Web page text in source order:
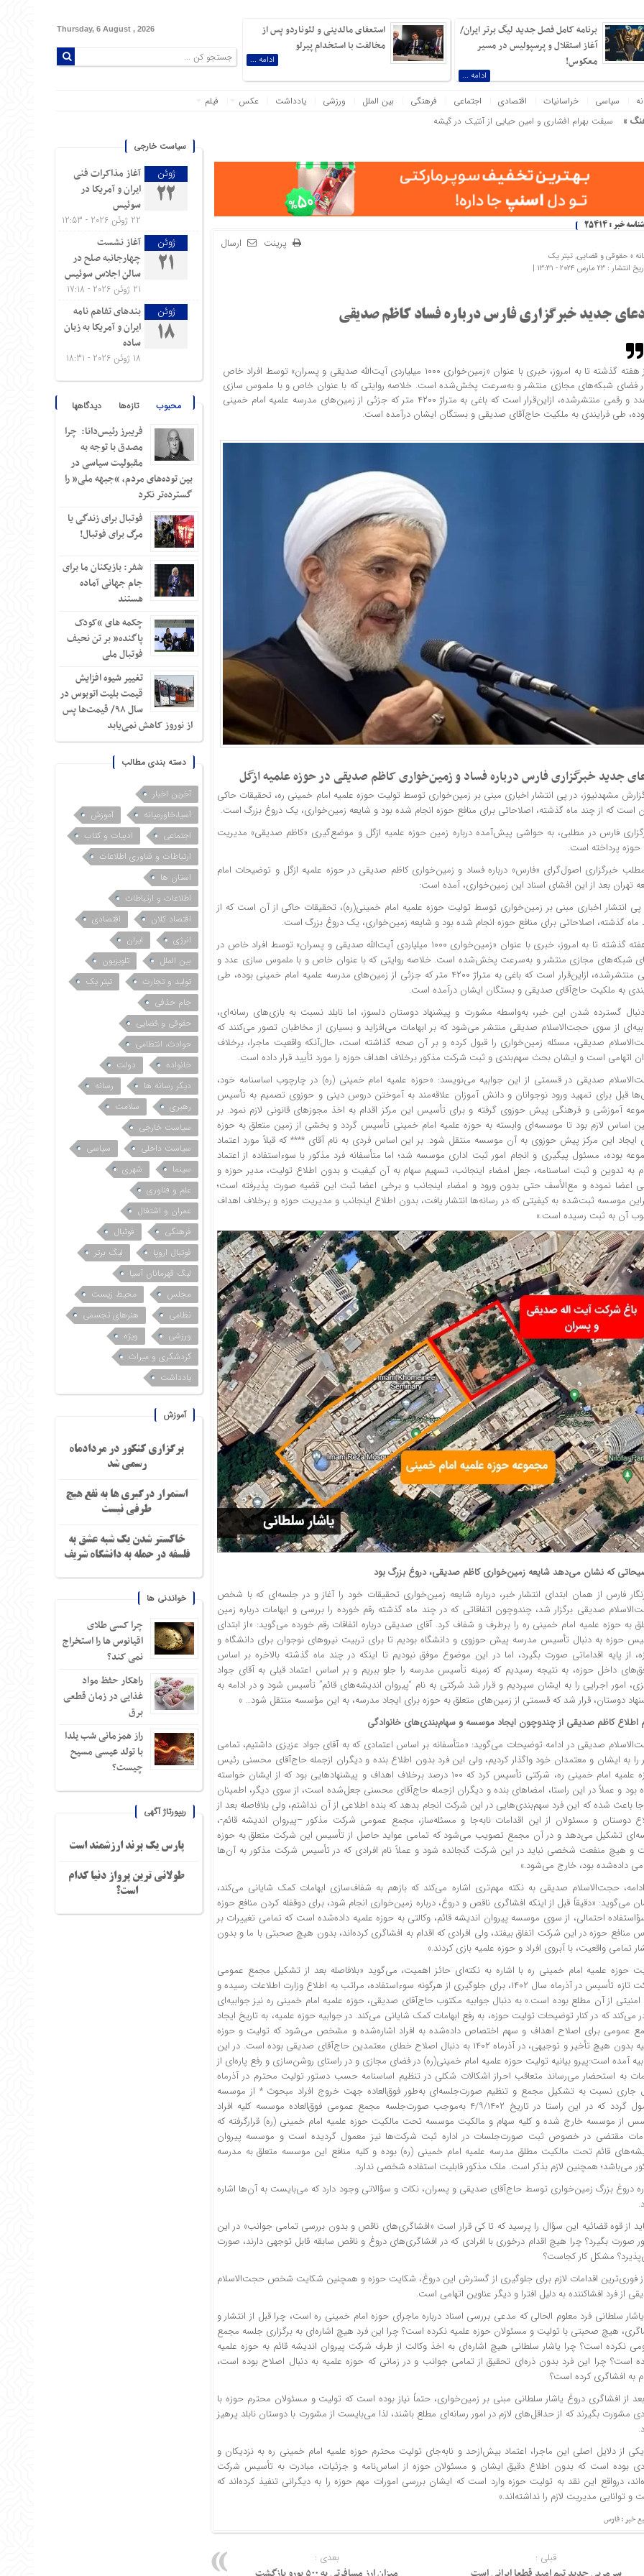
دویست‌هزارنفری بیم دارم! ناپلئون بناپارت
دوشنبه 31 اردیبهشت 1403
پنج شنبه 27 اردیبهشت 1403
برنامه کامل فصل جدید لیگ برتر ایران/
آغاز استقلال و پرسپولیس در مسیر
معکوس!
ادامه ...
استعفای مالدینی و لئوناردو پس از
مخالفت با استخدام پیرلو
ادامه ...
Thursday, 6 August , 2026
سیاسی خراسانیات اقتصادی اجتماعی فرهنگی بین الملل ورزشی یادداشت عکس فیلم
» همسایگان لسان الغیب در باغ حاف
شناسه خبر : 25414
ارسال پرینت
» حقوقی و قضایی, تیتر یک
انتشار : 23 مارس 2024 - 13:31 |
جدید خبرگزاری فارس درباره فساد کاظم صدیقی
از هفته گذشته تا به امروز، خبری با عنوان «زمین‌خواری ۱۰۰۰ میلیاردی آیت‌الله صدیقی و پسران» توسط افراد خاص
فضای شبکه‌های مجازی منتشر و به‌سرعت پخش‌شده است. خلاصه روایتی که با عنوان خاص و با ملموس سازی
عدد و رقمی منتشرشده، ازاین‌قرار است که باغی به متراژ ۴۲۰۰ متر که جزئی از زمین‌های مدرسه علمیه امام خمینی
طی فرایندی به ملکیت حاج‌آقای صدیقی و بستگان ایشان درآمده است.
جدید خبرگزاری فارس درباره فساد و زمین‌خواری کاظم صدیقی در حوزه علمیه ازگل
مشهدنیوز، در پی انتشار اخباری مبنی بر زمین‌خواری توسط تولیت حوزه علمیه امام خمینی ره، تحقیقات حاکی
است که از چند ماه گذشته، اصلاحاتی برای منافع حوزه انجام شده بود و شایعه زمین‌خواری، یک دروغ بزرگ است.
فارس در مطلبی، به حواشی پیش‌آمده درباره زمین حوزه علمیه ازگل و موضع‌گیری «کاظم صدیقی» مدیریت
حوزه پرداخته است.
خبرگزاری اصول‌گرای «فارس» درباره فساد و زمین‌خواری کاظم صدیقی در حوزه علمیه ازگل و توضیحات امام
تهران بعد از این افشای اسناد این زمین‌خواری، آمده است:
پی انتشار اخباری مبنی بر زمین‌خواری توسط تولیت حوزه علمیه امام خمینی‌(ره)، تحقیقات حاکی از آن است که از
ماه گذشته، اصلاحاتی برای منافع حوزه انجام شده بود و شایعه زمین‌خواری، یک دروغ بزرگ است.
از هفته گذشته تا به امروز، خبری با عنوان «زمین‌خواری ۱۰۰۰ میلیاردی آیت‌الله صدیقی و پسران» توسط افراد خاص در
شبکه‌های مجازی منتشر و به‌سرعت پخش‌شده است. خلاصه روایتی که با عنوان خاص و با ملموس سازی عدد و
رقمی منتشرشده، ازاین‌قرار است که باغی به متراژ ۴۲۰۰ متر که جزئی از زمین‌های مدرسه علمیه امام خمینی بوده، طی
به ملکیت حاج‌آقای صدیقی و بستگان ایشان درآمده است.
گسترده شدن این خبر، به‌واسطه مشورت و پیشنهاد دوستان دلسوز، اما نابلد نسبت به بازی‌های رسانه‌ای،
از سوی حجت‌الاسلام صدیقی منتشر می‌شود که بر ابهامات می‌افزاید و بسیاری از مخاطبان تصور می‌کنند که
صدیقی، مسئله زمین‌خواری را قبول کرده و بر آن صحه گذاشته است، حال‌آنکه واقعیت ماجرا، برخلاف
اتهامی است و ایشان بحث سهم‌بندی و ثبت شرکت مذکور برخلاف اهداف حوزه را مورد تأیید قرار داده است.
صدیقی در قسمتی از این جوابیه می‌نویسد: «حوزه علمیه امام خمینی (ره) در چارچوب اساسنامه خود،
قبل برای تمهید ورود نوجوانان و دانش آموزان علاقه‌مند به آموختن دروس دینی و حوزوی تصمیم به تأسیس
آموزشی و فرهنگی پیش حوزوی گرفته و برای تأسیس این مرکز اقدام به اخذ مجوز‌های قانونی لازم نمود. بر
اساس لازم بود تا موسسه‌ای وابسته به حوزه علمیه امام خمینی تأسیس گردد و بخشی از زمین متعلق به حوزه
ایجاد این مرکز پیش حوزوی به آن موسسه منتقل شود. بر این اساس فردی به نام آقای **** که قبلاً مورد اعتماد
بوده، مسئول پیگیری و انجام امور ثبت اداری موسسه شد؛ اما متأسفانه فرد مذکور با سوءاستفاده از اعتماد
به تدوین و ثبت اساسنامه، جعل امضاء اینجانب، تسهیم سهام به آن کیفیت و بدون اطلاع تولیت، مدیر حوزه و
اعضا نموده و مع‌الأسف حتی بدون ورود و امضاء اینجانب و برخی اعضا ثبت این قضیه صورت پذیرفته است؛
موسسه ثبت‌شده به کیفیتی که در رسانه‌ها انتشار یافت، بدون اطلاع اینجانب و مدیریت حوزه و برخلاف اهداف
آن به ثبت رسیده است.»
که نشان می‌دهد شایعه زمین‌خواری کاظم صدیقی، دروغ بزرگ بود
فارس از همان ابتدای انتشار خبر، درباره شایعه زمین‌خواری تحقیقات خود را آغاز و در جلسه‌ای که با شخص
صدیقی برگزار شد، چندوچون اتفاقاتی که در چند ماه گذشته رقم خورده را بررسی و ابهامات درباره زمین
به حوزه علمیه امام خمینی ره را برطرف و شفاف کرد. آقای صدیقی درباره اتفاقات رقم خورده می‌گوید: «از ابتدای
حوزه به دنبال تأسیس مدرسه پیش حوزوی و دانشگاه بودیم تا برای تربیت نیرو‌های نوجوان برای دانشگاه و
از پایه اقداماتی صورت بگیرد، اما در این موضوع موفق نبودیم تا اینکه در چند ماه گذشته بالاخره بر اساس
داخل حوزه، به نتیجه رسیدیم که زمینه تأسیس مدرسه را جلو ببریم و بر اساس اعتماد قبلی به آقای جواد
امور اجرایی را به ایشان سپردیم و قرار شد شرکتی به نام “پیروان اندیشه‌های قائم” تأسیس شود و در ادامه به
دوستان، قرار شد که قسمتی از زمین‌های متعلق به حوزه برای ایجاد مدرسه، به این مؤسسه منتقل شود… »
اطلاع کاظم صدیقی از چندوچون ایجاد موسسه و سهام‌بندی‌های خانوادگی
صدیقی در ادامه توضیحات می‌گوید: «متأسفانه بر اساس اعتمادی که به آقای جواد عزیزی داشتیم، تمامی
را به ایشان و معتمدان خود واگذار کردیم، ولی این فرد بدون اطلاع بنده و دیگران ازجمله حاج‌آقای محسنی رئیس
حوزه علمیه امام خمینی ره، شرکتی تأسیس کرد که ۱۰۰ درصد برخلاف اهداف و پیشنهاد‌هایی بود که از ایشان خواسته
بود و عملاً در این راستا، امضا‌های بنده و دیگران ازجمله حاج‌آقای محسنی جعل‌شده است، از سوی دیگر، اطمینان
باعث شده که این فرد سهم‌بندی‌هایی در این شرکت انجام بدهد که بنده اطلاعی از آن نداشتم، ولی بلافاصله بعد از
دوستان و مسئولان از این اقدامات نابه‌جا و مسئله‌ساز، مجمع عمومی شرکت مذکور –پیروان اندیشه قائم-،
تشکیل می‌دهد و در آن مجمع تصویب می‌شود که تمامی عواید حاصل از تأسیس این شرکت متعلق به حوزه
و هیچ منفعت شخصی نباید در این شرکت گنجانده شود و عملاً نام افرادی که در تأسیس شرکت مذکور به آن‌ها
داده‌شده بود، خارج می‌شود.»
حجت‌الاسلام صدیقی به نکته مهم‌تری اشاره می‌کند که بازهم به شفاف‌سازی ابهامات کمک شایانی می‌کند،
می‌گوید: «دقیقاً قبل از اینکه افشاگری ناقص و دروغ، درباره زمین‌خواری انجام شود، برای دوقفله کردن منافع حوزه
احتمالی، از سوی موسسه پیروان اندیشه قائم، وکالتی به حوزه علمیه داده‌شده است که تمامی تغییرات بر
منافع حوزه در این شرکت اتفاق بیفتد، ولی افرادی که اقدام به افشاگری کرده‌اند، بدون هیچ صحبتی با ما و بدون
تمامی واقعیت، با آبروی افراد و حوزه علمیه بازی کردند.»
حوزه علمیه امام خمینی ره با اشاره به نکته‌ای حائز اهمیت، می‌گوید «بلافاصله بعد از تشکیل مجمع عمومی
شرکت تازه تأسیس در آذرماه سال ۱۴۰۲، برای جلوگیری از هرگونه سوءاستفاده، مراتب به اطلاع وزارت اطلاعات رسیده و
امنیتی از آن مطلع بوده است.» به دنبال جوابیه مکتوب حاج‌آقای صدیقی، حوزه علمیه امام خمینی ره نیز جوابیه‌ای
می‌کند که در کنار توضیحات تولیت حوزه، به رفع ابهامات کمک شایانی می‌کند. در جوابیه حوزه علمیه، به تاریخ ایجاد
عمومی برای اصلاح اهداف و سهم اختصاص داده‌شده به افراد اشاره‌شده و مشخص می‌شود که تولیت و حوزه
علمیه بدون هیچ تأخیر و توجیهی، در آذرماه ۱۴۰۲ به دنبال اصلاح خطای معتمدین حاج‌آقای صدیقی بوده است. در این
آمده است:پیرو بیانیه تولیت حوزه علمیه امام خمینی‌(ره) در فضای مجازی و در راستای روشن‌سازی و رفع پاره‌ای از
به استحضار می‌رساند متعاقب احراز اشکالات شکلی در تنظیم اساسنامه حسب دستور تولیت محترم در آذرماه
جاری نسبت به تشکیل مجمع و تنظیم صورت‌جلسه‌ای به‌طور فوق‌العاده جهت خروج افراد مبحوث * از موسسه
معمول گردد که در این راستا در تاریخ ۴/۹/۱۴۰۲ به‌موجب صورت‌جلسه مجمع عمومی فوق‌العاده موسسه کلیه افراد
از موسسه خارج شده و کلیه سهام و مالکیت موسسه تحت مالکیت حوزه علمیه امام خمینی (ره) قرارگرفته که
مقتضی در خصوص ثبت صورت‌جلسات در اداره ثبت شرکت‌ها نیز معمول گردیده است و موسسه پیروان
قائم تحت مالکیت مطلق مدرسه علمیه امام خمینی (ره) بوده و کلیه منافع این موسسه متعلق به مدرسه
می‌باشد؛ همچنین لازم بذکر است. ملک مذکور قابلیت استفاده شخصی ندارد.
دروغ بزرگ زمین‌خواری توسط حاج‌آقای صدیقی و پسران، نکات و سؤالاتی وجود دارد که می‌بایست به آن‌ها اشاره
از قوه قضائیه این سؤال را پرسید که تا کی قرار است «افشاگری‌های ناقص و بدون بررسی تمامی جوانب» در این
صورت بگیرد؟ چرا هیچ اقدام درخوری با افرادی که در افشاگری‌های دروغ و ناقص سابقه قابل توجهی دارند، صورت
مشکل کار کجاست؟
از فوری‌ترین اقدامات لازم برای جلوگیری از گسترش این دروغ، شکایت حوزه و همچنین شکایت شخص حجت‌الاسلام
از فرد افشاکننده به دلیل افترا و دیگر عناوین اتهامی است.
یاشار سلطانی فرد معلوم الحالی که مدعی بررسی اسناد درباره ماجرای حوزه امام خمینی ره است، چرا قبل از انتشار و
هیچ صحبتی با تولیت و مسئولان حوزه علمیه نکرده است؟ چرا این فرد هیچ اشاره‌ای به برگزاری جلسه مجمع
نکرده است؟ چرا یاشار سلطانی هیچ اشاره‌ای به اخذ وکالت از طرف شرکت پیروان اندیشه قائم به حوزه علمیه
است؟ چرا این فرد بدون ذره‌ای تحقیق از تمامی جوانب و در زمانی که حوزه علمیه به دنبال اصلاح بوده است،
به افشاگری کرده است؟
از افشاگری دروغ یاشار سلطانی مبنی بر زمین‌خواری، حتماً نیاز بوده است که تولیت و مسئولان محترم حوزه با
مشورت بگیرند که از حداقل‌های لازم در امور رسانه‌ای مطلع باشند، لذا می‌بایست از مشورت با دوستان نابلد پرهیز
یکی از دلایل اصلی این ماجرا، اعتماد بیش‌ازحد و نابه‌جای تولیت محترم حوزه علمیه امام خمینی ره به نزدیکان و
بوده است که بدون اطلاع دقیق ایشان و مسئولان حوزه از اساس‌نامه و جزئیات، مبادرت به تأسیس شرکت
درواقع این نقد به تولیت حوزه وارد است که ایشان بررسی امورات مهم حوزه را به دیگرانی تنفیذ کرده‌اند که
و توانایی مدیریت لازم را نداشته‌اند.»
خبر : فارس
بعدی : قبلی :
سیاست خارجی
ژوئن
22
آغاز مذاکرات فنی
ایران و آمریکا در
سوئیس
22 ژوئن 2026 - 12:53
ژوئن
21
آغاز نشست
چهارجانبه صلح در
سالن اجلاس سوئیس
21 ژوئن 2026 - 17:18
ژوئن
18
بندهای تفاهم نامه
ایران و آمریکا به زبان
ساده
18 ژوئن 2026 - 18:31
محبوب تازه‌ها دیدگاهها
فریبرز رئیس‌دانا: چرا
مصدق با توجه به
مقبولیت سیاسی در
بین توده‌های مردم، “جبهه ملی” را
گسترده‌تر نکرد
فوتبال برای زندگی یا
مرگ برای فوتبال!
شفر: بازیکنان ما برای
جام جهانی آماده
هستند
چکمه های “کودک
پاگنده” بر تن نحیف
فوتبال ملی
تغییر شیوه افزایش
قیمت بلیت اتوبوس در
سال ۹۸/ قیمت‌ها پس
از نوروز کاهش نمی‌یابد
دسته بندی مطالب
آخرین اخبار
آسیا،خاورمیانه
آموزش
اجتماعی
ادبیات و کتاب
ارتباطات و فناوری اطلاعات
استان ها
اطلاعات و ارتباطات
اقتصاد کلان
اقتصادی
انرژی
ایران
بین الملل
تلویزیون
تولید و تجارت
تیتر یک
جام حذفی
حقوقی و قضایی
حوادث، انتظامی
خانواده
دولت
دیگر رسانه ها
رسانه
رهبری
سلامت
سیاست خارجی
سیاست داخلی
سیاسی
سینما
شهری
علم و فناوری
عمران و اشتغال
فرهنگی
فوتبال
فوتبال اروپا
لیگ برتر
لیگ قهرمانان آسیا
مجلس
محیط زیست
نظامی
هنرهای تجسمی
ورزشی
ویژه
گردشگری و میراث
یادداشت
آموزش
برگزاری کنکور در مردادماه
رسمی شد
استمرار درگیری ها به نفع هیچ
طرفی نیست
خاکستر شدن یک شبه عشق به
فلسفه در حمله به دانشگاه شریف
خواندنی ها
چرا کسی طلای
اقیانوس ها را استخراج
نمی کند؟
راهکار حفظ مواد
غذایی در زمان قطعی
برق
راز همزمانی شب یلدا
با تولد عیسی مسیح
چیست؟
ریپورتاژ آگهی
پارس یک برند ارزشمند است
طولانی ترین پرواز دنیا کدام
است؟